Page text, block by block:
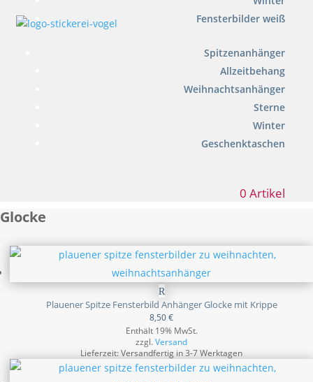
Fensterbilder weiß
Spitzenanhänger
Allzeitbehang
Weihnachtsanhänger
Sterne
Winter
Geschenktaschen
0 Artikel
Glocke
Plauener Spitze Fensterbild Anhänger Glocke mit Krippe
8,50€
Enthält 19% MwSt.
zzgl.Versand
Lieferzeit: Versandfertig in 3-7 Werktagen